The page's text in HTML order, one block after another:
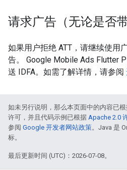
请求广告（无论是否带
如果用户拒绝 ATT，请继续使用
告。 Google Mobile Ads Flutter
送 IDFA。如需了解详情，请参阅
如未另行说明，那么本页面中的内容已
许可，并且代码示例已根据 Apache 2.0
参阅 Google 开发者网站政策。Java 是
标。
最后更新时间 (UTC)：2026-07-08。